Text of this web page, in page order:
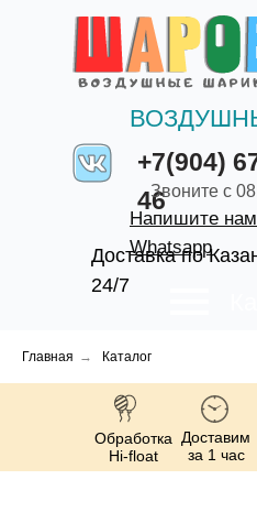
+7(904)
46
Доставка по
24/7
Звоните с
Напишите
Whatsapp
Главная → Каталог
Обработка
Hi-float
Доставим
за 1 час